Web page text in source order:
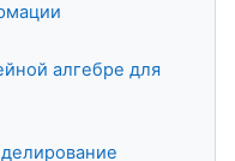
алгебре для